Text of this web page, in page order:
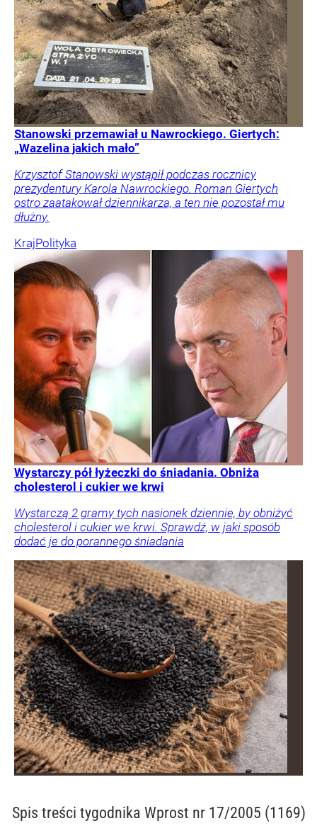
Stanowski przemawiał u Nawrockiego. Giertych:
„Wazelina jakich mało”
Krzysztof Stanowski wystąpił podczas rocznicy
prezydentury Karola Nawrockiego. Roman Giertych
ostro zaatakował dziennikarza, a ten nie pozostał mu
dłużny.
KrajPolityka
Wystarczy pół łyżeczki do śniadania. Obniża
cholesterol i cukier we krwi
Wystarczą 2 gramy tych nasionek dziennie, by obniżyć
cholesterol i cukier we krwi. Sprawdź, w jaki sposób
dodać je do porannego śniadania
Spis treści tygodnika Wprost nr 17/2005 (1169)